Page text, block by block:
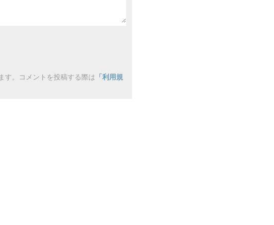
す。コメントを投稿する際は 「利用規